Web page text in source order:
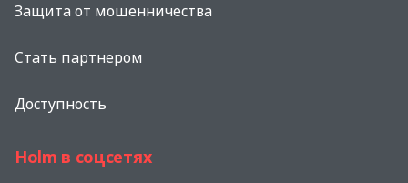
Защита от мошенничества
Стать партнером
Доступность
Holm в соцсетях